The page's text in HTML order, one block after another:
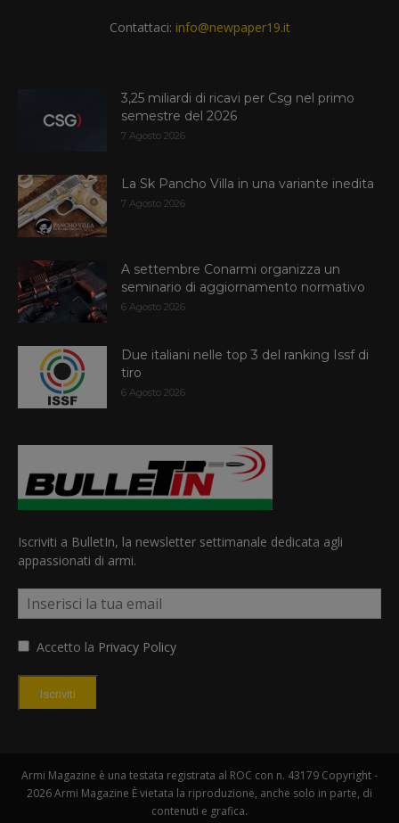
Contattaci: info@newpaper19.it
3,25 miliardi di ricavi per Csg nel primo
semestre del 2026
7 Agosto 2026
La Sk Pancho Villa in una variante inedita
7 Agosto 2026
A settembre Conarmi organizza un
seminario di aggiornamento normativo
6 Agosto 2026
Due italiani nelle top 3 del ranking Issf di
tiro
6 Agosto 2026
Iscriviti a BulletIn, la newsletter settimanale dedicata agli
appassionati di armi.
Accetto la Privacy Policy
Iscriviti
Armi Magazine è una testata registrata al ROC con n. 43179 Copyright -
2026 Armi Magazine È vietata la riproduzione, anche solo in parte, di
contenuti e grafica.